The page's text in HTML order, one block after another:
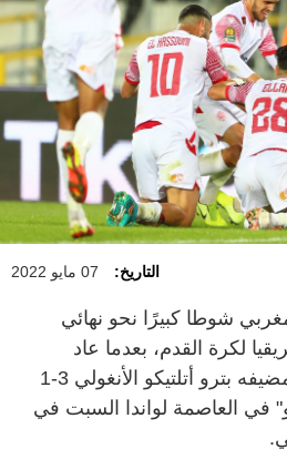
التاريخ: 07 مايو 2022
شوطا كبيرًا نحو نهائي
لكرة القدم، بعدما عاد
بتفوق صريح من أرض مضيفه بترو أتلتيكو الأنغولي 3-1
نوفمبرو" في العاصمة لواندا السبت في